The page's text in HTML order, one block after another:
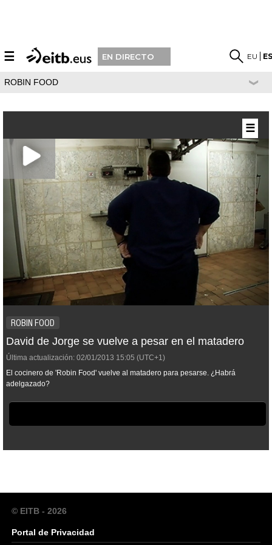
☰ EN DIRECTO EU
ROBIN FOOD
ROBIN FOOD
David de Jorge se vuelve a pesar en el matadero
Última actualización: 02/01/2013 15:05 (UTC+1)
El cocinero de 'Robin Food' vuelve al matadero para pesarse. ¿Habrá
adelgazado?
☰
© EITB - 2026
Portal de Privacidad